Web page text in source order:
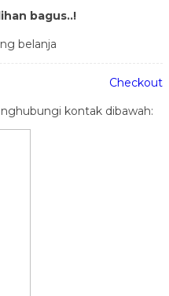
bagus..!
belanja
Checkout
kontak dibawah: